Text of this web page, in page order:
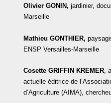
Olivier GONIN, jardinier,
Marseille
Mathieu GONTHIER,
ENSP Versailles-Marseille
Cosette GRIFFIN KREMER,
actuelle éditrice de
d’Agriculture (AIMA),